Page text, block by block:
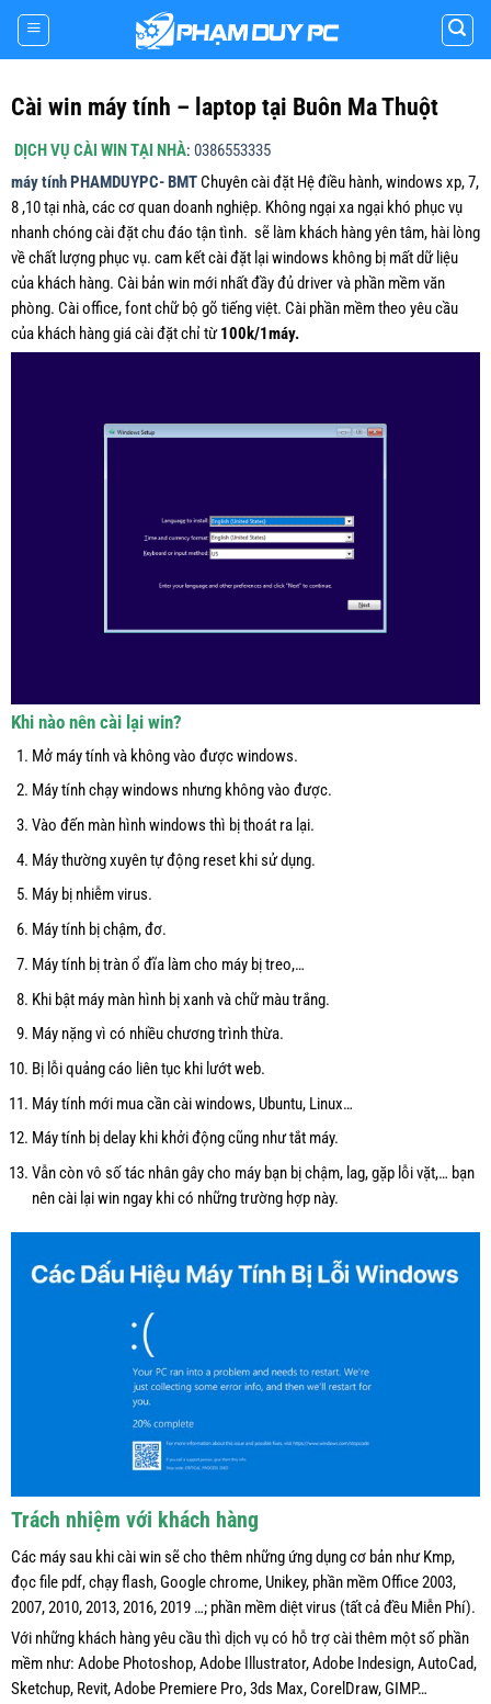
Skip
content
Cài win máy tính – laptop tại Buôn Ma Thuột
DỊCH VỤ CÀI WIN TẠI NHÀ: 0386553335
máy tính PHAMDUYPC- BMT Chuyên cài đặt Hệ điều hành, windows xp, 7,
8 ,10 tại nhà, các cơ quan doanh nghiệp. Không ngại xa ngại khó phục vụ
nhanh chóng cài đặt chu đáo tận tình. sẽ làm khách hàng yên tâm, hài lòng
về chất lượng phục vụ. cam kết cài đặt lại windows không bị mất dữ liệu
của khách hàng. Cài bản win mới nhất đầy đủ driver và phần mềm văn
phòng. Cài office, font chữ bộ gõ tiếng việt. Cài phần mềm theo yêu cầu
của khách hàng giá cài đặt chỉ từ100k/1máy.
Khi nào nên cài lại win?
Mở máy tính và không vào được windows.
Máy tính chạy windows nhưng không vào được.
Vào đến màn hình windows thì bị thoát ra lại.
Máy thường xuyên tự động reset khi sử dụng.
Máy bị nhiễm virus.
Máy tính bị chậm, đơ.
Máy tính bị tràn ổ đĩa làm cho máy bị treo,…
Khi bật máy màn hình bị xanh và chữ màu trắng.
Máy nặng vì có nhiều chương trình thừa.
Bị lỗi quảng cáo liên tục khi lướt web.
Máy tính mới mua cần cài windows, Ubuntu, Linux…
Máy tính bị delay khi khởi động cũng như tắt máy.
Vẫn còn vô số tác nhân gây cho máy bạn bị chậm, lag, gặp lỗi vặt,… bạn
nên cài lại win ngay khi có những trường hợp này.
Trách nhiệm với khách hàng
Các máy sau khi cài win sẽ cho thêm những ứng dụng cơ bản như Kmp,
đọc file pdf, chạy flash, Google chrome, Unikey, phần mềm Office 2003,
2007, 2010, 2013, 2016, 2019 …; phần mềm diệt virus (tất cả đều Miễn Phí).
Với những khách hàng yêu cầu thì dịch vụ có hỗ trợ cài thêm một số phần
mềm như: Adobe Photoshop, Adobe Illustrator, Adobe Indesign, AutoCad,
Sketchup, Revit, Adobe Premiere Pro, 3ds Max, CorelDraw, GIMP…